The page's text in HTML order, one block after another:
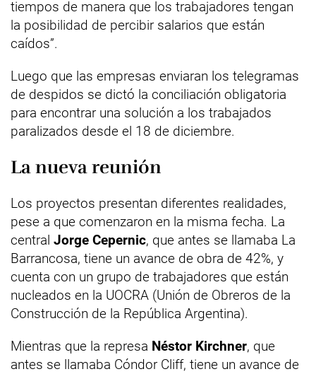
tiempos de manera que los trabajadores tengan
la posibilidad de percibir salarios que están
caídos”.
Luego que las empresas enviaran los telegramas
de despidos se dictó la conciliación obligatoria
para encontrar una solución a los trabajados
paralizados desde el 18 de diciembre.
La nueva reunión
Los proyectos presentan diferentes realidades,
pese a que comenzaron en la misma fecha. La
central Jorge Cepernic, que antes se llamaba La
Barrancosa, tiene un avance de obra de 42%, y
cuenta con un grupo de trabajadores que están
nucleados en la UOCRA (Unión de Obreros de la
Construcción de la República Argentina).
Mientras que la represa Néstor Kirchner, que
antes se llamaba Cóndor Cliff, tiene un avance de